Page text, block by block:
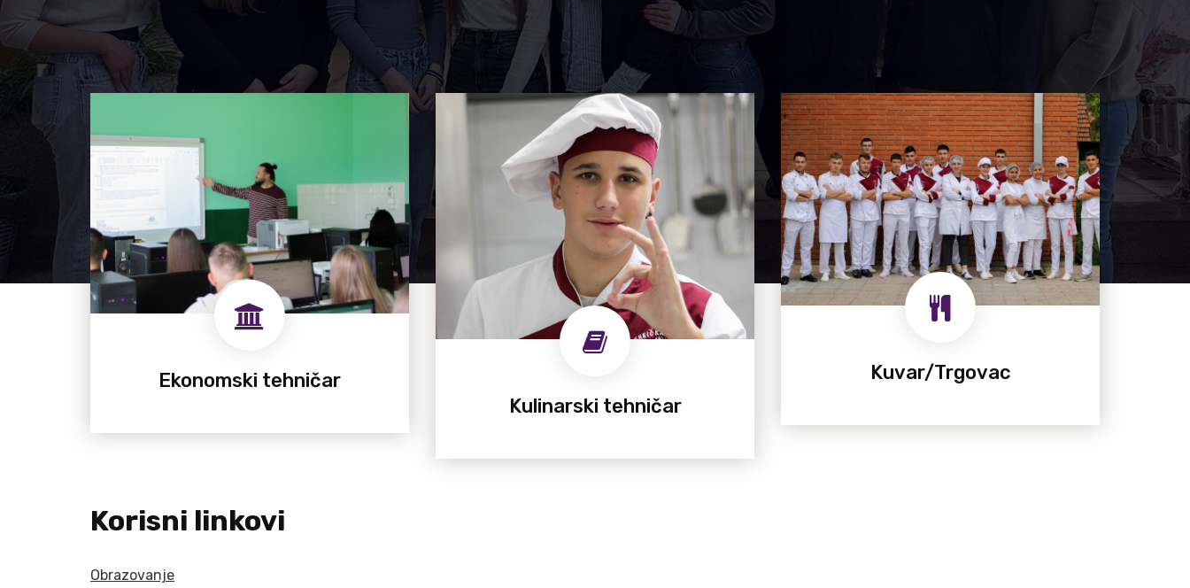
Ekonomski tehničar
Kulinarski tehničar
Kuvar/Trgovac
Korisni linkovi
Obrazovanje